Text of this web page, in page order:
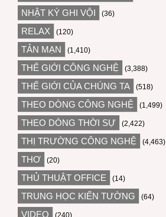
NHẬT KÝ GHI VỘI (36)
RELAX (120)
TẢN MẠN (1,410)
THẾ GIỚI CÔNG NGHỆ (3,388)
THẾ GIỚI CỦA CHÚNG TA (518)
THEO DÒNG CÔNG NGHỆ (1,499)
THEO DÒNG THỜI SỰ (2,422)
THỊ TRƯỜNG CÔNG NGHỆ (4,463)
THƠ (20)
THỦ THUẬT OFFICE (14)
TRUNG HỌC KIẾN TƯỜNG (64)
VIDEO (240)